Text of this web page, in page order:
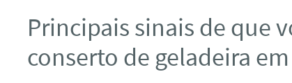
Principais sinais de que
conserto de geladeira